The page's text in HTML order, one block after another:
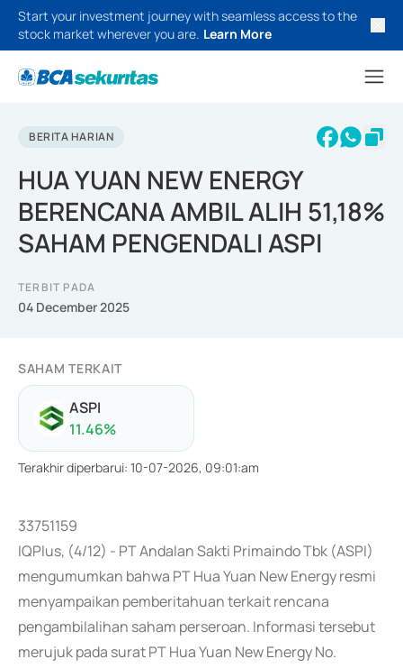
Start your investment journey with seamless access to the
stock market wherever you are. Learn More
BERITA HARIAN
HUA YUAN NEW ENERGY
BERENCANA AMBIL ALIH 51,18%
SAHAM PENGENDALI ASPI
TERBIT PADA
04 December 2025
SAHAM TERKAIT
ASPI
11.46%
Terakhir diperbarui: 10-07-2026, 09:01:am
33751159
IQPlus, (4/12) - PT Andalan Sakti Primaindo Tbk (ASPI)
mengumumkan bahwa PT Hua Yuan New Energy resmi
menyampaikan pemberitahuan terkait rencana
pengambilalihan saham perseroan. Informasi tersebut
merujuk pada surat PT Hua Yuan New Energy No.